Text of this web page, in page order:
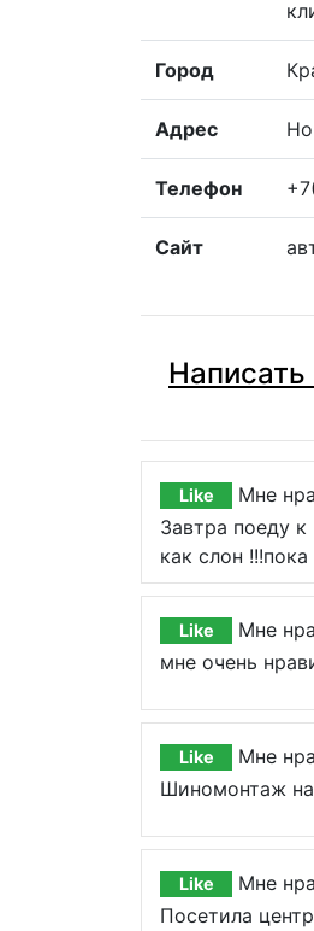
Город
Адрес
Телефон
Сайт
Написать
Like
Мне
Завтра поеду
как слон
Like
Мне
мне очень
Like
Мне
Шиномонтаж
Like
Мне
Посетила